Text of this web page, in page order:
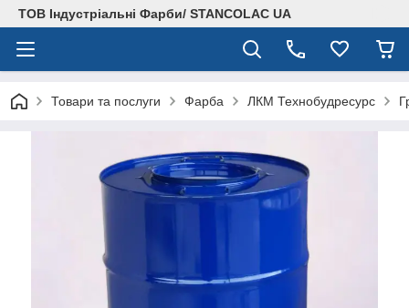
ТОВ Індустріальні Фарби/ STANCOLAC UA
Товари та послуги Фарба ЛКМ Технобудресурс